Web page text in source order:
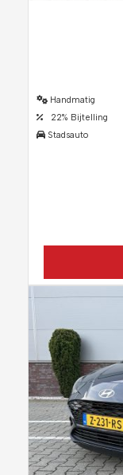
Handmatig
22% Bijtelling
Stadsauto